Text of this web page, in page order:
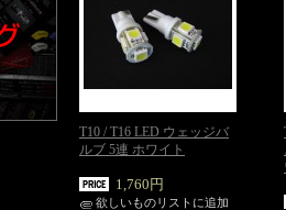
T10 / T16 LED ウェッジバ
ルブ 5連 ホワイト
1,760円
欲しいものリストに追加